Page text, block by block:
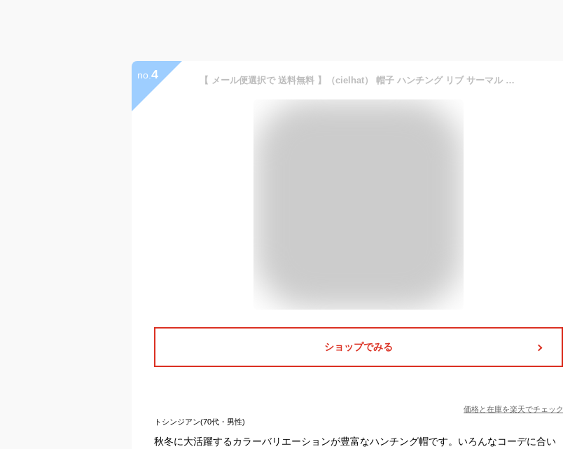
no. 4 【 メール便選択で 送料無料 】（cielhat） 帽子 ハンチング リブ サーマル ワッフル コットン メンズ レディース バック伸縮ゴム オールシーズン 春夏 秋冬 大人 シブイ カッコイイ ギフト プレゼント 106102 父の日
ショップでみる
価格と在庫を楽天でチェック
トシンジアン(70代・男性)
秋冬に大活躍するカラーバリエーションが豊富なハンチング帽です。いろんなコーデに合い